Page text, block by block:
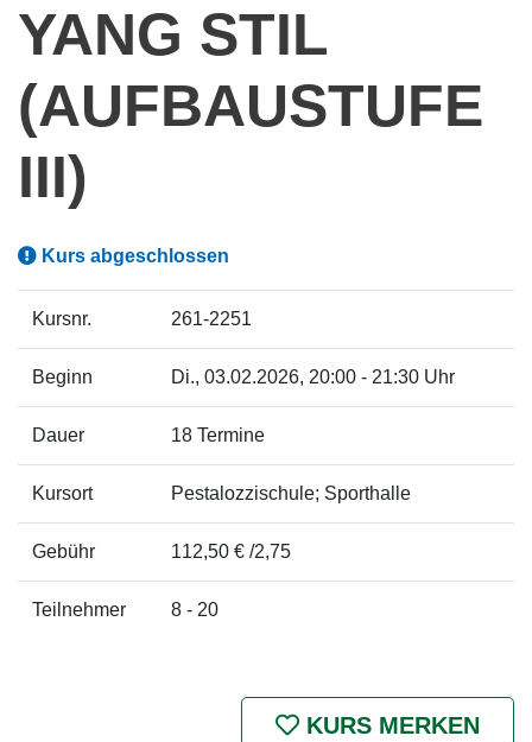
YANG STIL
(AUFBAUSTUFE
III)
Kurs abgeschlossen
Kursnr. 261-2251
Beginn Di., 03.02.2026, 20:00 - 21:30 Uhr
Dauer 18 Termine
Kursort Pestalozzischule; Sporthalle
Gebühr 112,50 € /2,75
Teilnehmer 8 - 20
KURS MERKEN